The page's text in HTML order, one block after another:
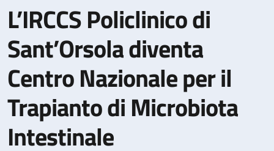
L’IRCCS Policlinico di
Sant’Orsola diventa
Centro Nazionale per il
Trapianto di Microbiota
Intestinale